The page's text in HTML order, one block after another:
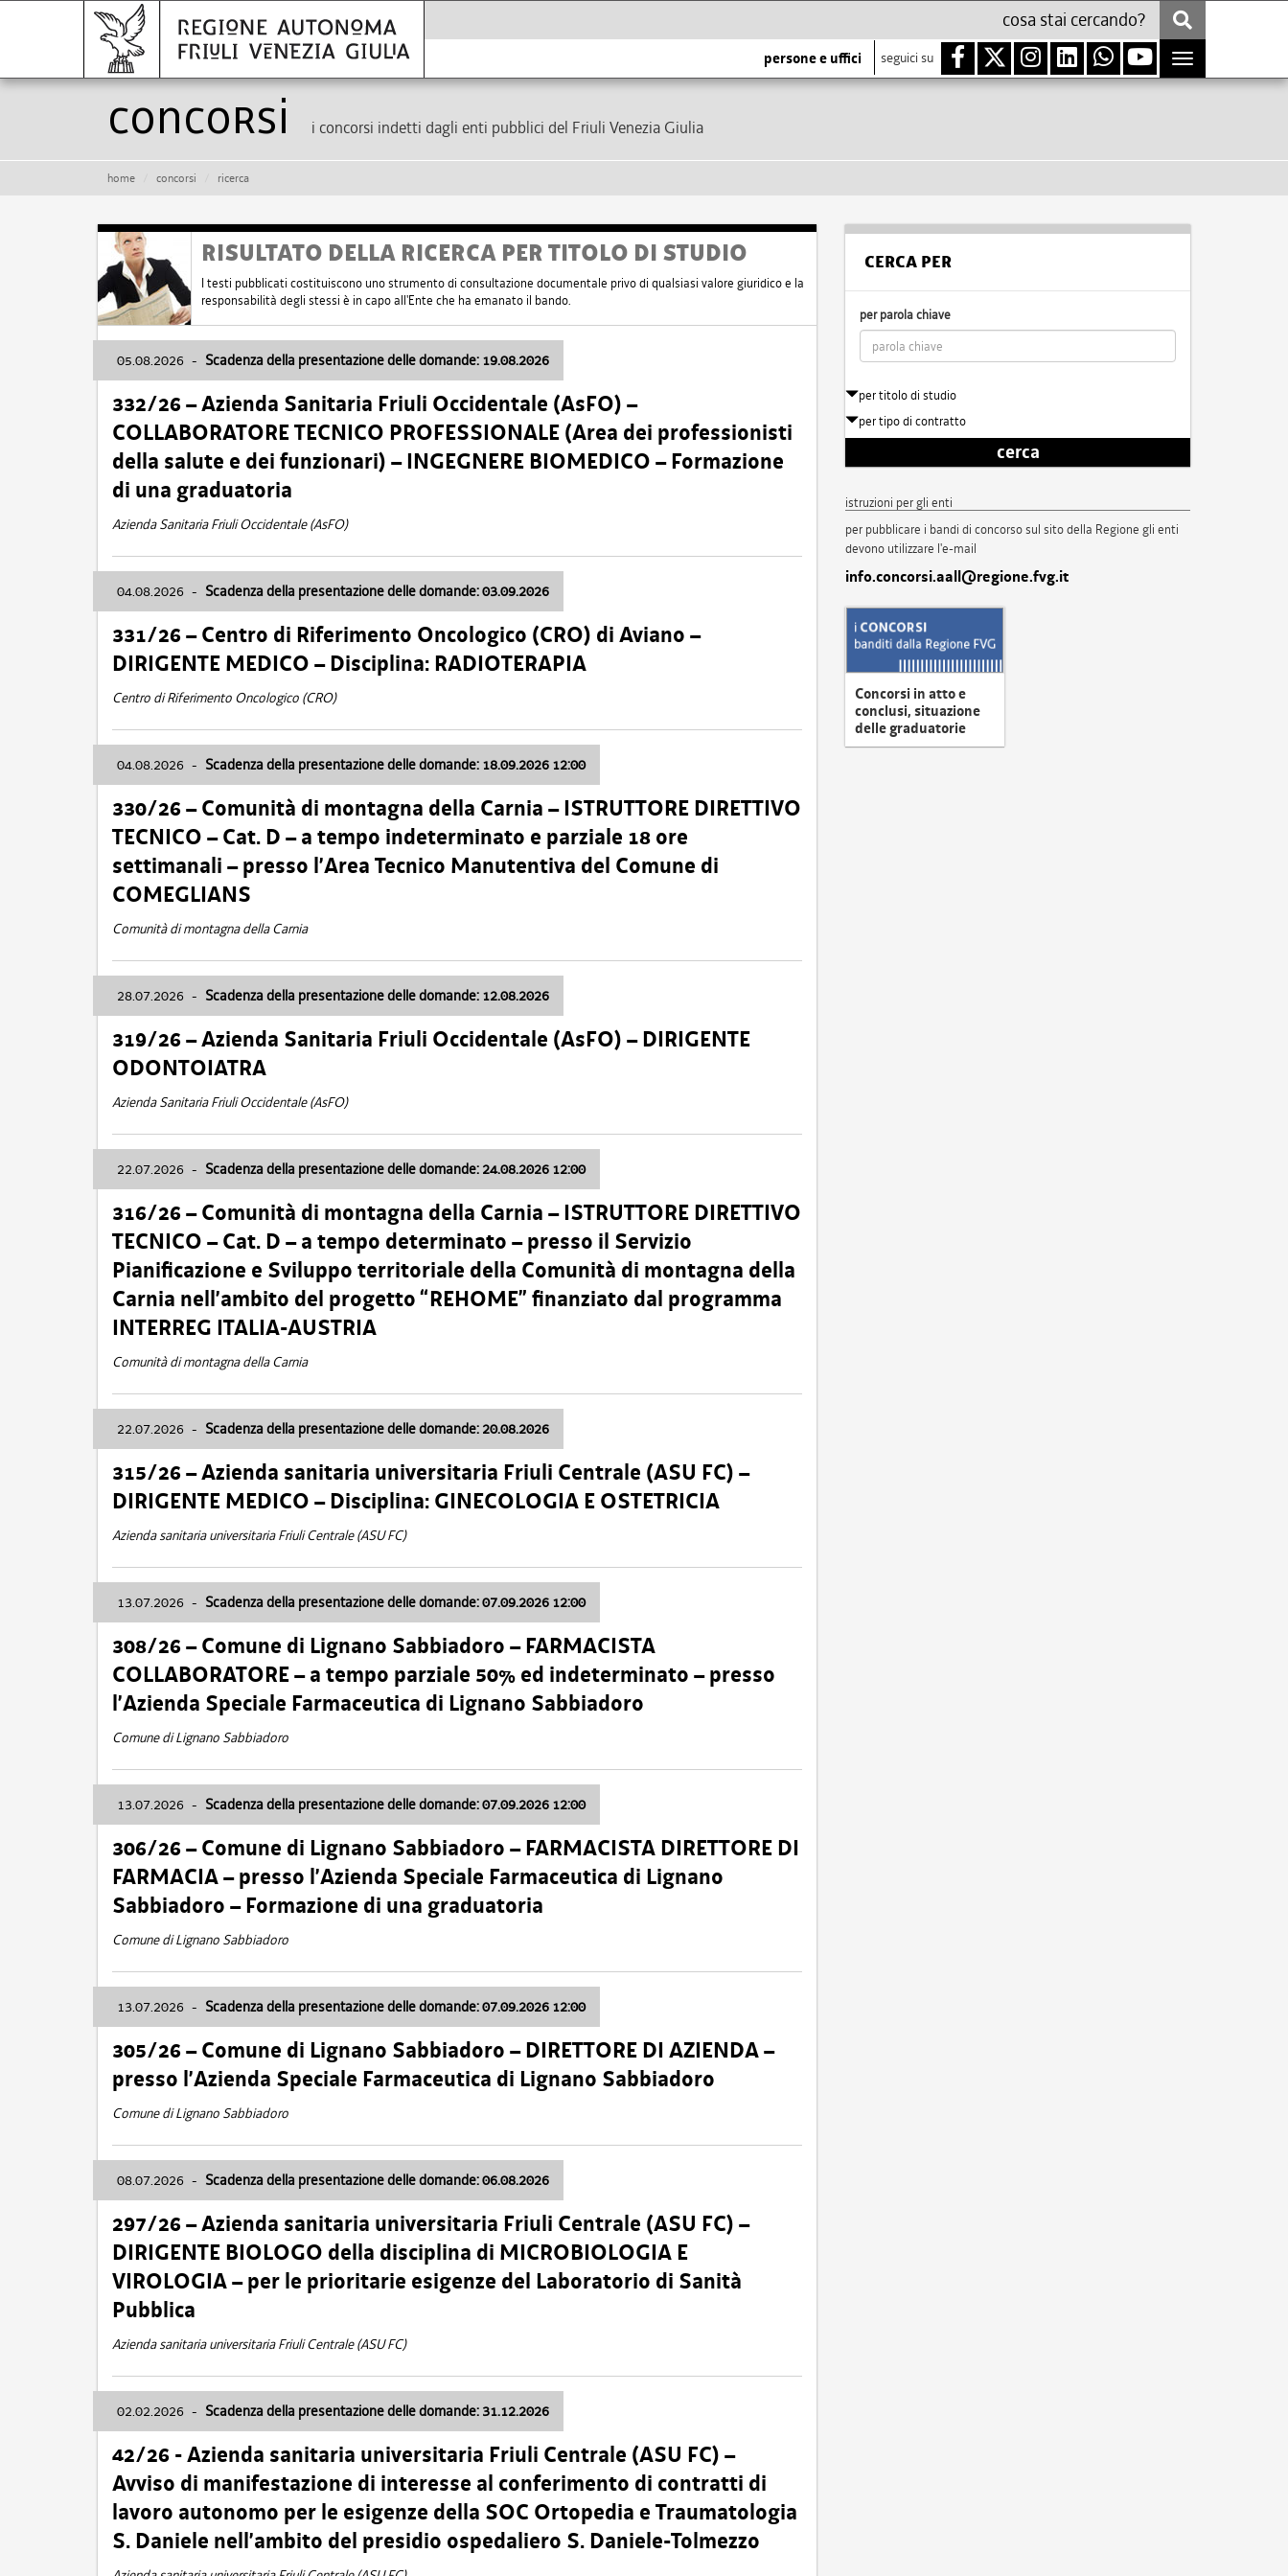
persone e uffici seguici su
Toggle
navigation
Concorsi i concorsi indetti dagli enti pubblici del Friuli Venezia Giulia
home concorsi ricerca
RISULTATO DELLA RICERCA PER TITOLO DI STUDIO
I testi pubblicati costituiscono uno strumento di consultazione documentale privo di qualsiasi valore giuridico e la
responsabilità degli stessi è in capo all'Ente che ha emanato il bando.
05.08.2026 - Scadenza della presentazione delle domande: 19.08.2026
332/26 – Azienda Sanitaria Friuli Occidentale (AsFO) –
COLLABORATORE TECNICO PROFESSIONALE (Area dei professionisti
della salute e dei funzionari) – INGEGNERE BIOMEDICO – Formazione
di una graduatoria
Azienda Sanitaria Friuli Occidentale (AsFO)
04.08.2026 - Scadenza della presentazione delle domande: 03.09.2026
331/26 – Centro di Riferimento Oncologico (CRO) di Aviano –
DIRIGENTE MEDICO – Disciplina: RADIOTERAPIA
Centro di Riferimento Oncologico (CRO)
04.08.2026 - Scadenza della presentazione delle domande: 18.09.2026 12:00
330/26 – Comunità di montagna della Carnia – ISTRUTTORE DIRETTIVO
TECNICO – Cat. D – a tempo indeterminato e parziale 18 ore
settimanali – presso l’Area Tecnico Manutentiva del Comune di
COMEGLIANS
Comunità di montagna della Carnia
28.07.2026 - Scadenza della presentazione delle domande: 12.08.2026
319/26 – Azienda Sanitaria Friuli Occidentale (AsFO) – DIRIGENTE
ODONTOIATRA
Azienda Sanitaria Friuli Occidentale (AsFO)
22.07.2026 - Scadenza della presentazione delle domande: 24.08.2026 12:00
316/26 – Comunità di montagna della Carnia – ISTRUTTORE DIRETTIVO
TECNICO – Cat. D – a tempo determinato – presso il Servizio
Pianificazione e Sviluppo territoriale della Comunità di montagna della
Carnia nell’ambito del progetto “REHOME” finanziato dal programma
INTERREG ITALIA-AUSTRIA
Comunità di montagna della Carnia
22.07.2026 - Scadenza della presentazione delle domande: 20.08.2026
315/26 – Azienda sanitaria universitaria Friuli Centrale (ASU FC) –
DIRIGENTE MEDICO – Disciplina: GINECOLOGIA E OSTETRICIA
Azienda sanitaria universitaria Friuli Centrale (ASU FC)
13.07.2026 - Scadenza della presentazione delle domande: 07.09.2026 12:00
308/26 – Comune di Lignano Sabbiadoro – FARMACISTA
COLLABORATORE – a tempo parziale 50% ed indeterminato – presso
l’Azienda Speciale Farmaceutica di Lignano Sabbiadoro
Comune di Lignano Sabbiadoro
13.07.2026 - Scadenza della presentazione delle domande: 07.09.2026 12:00
306/26 – Comune di Lignano Sabbiadoro – FARMACISTA DIRETTORE DI
FARMACIA – presso l’Azienda Speciale Farmaceutica di Lignano
Sabbiadoro – Formazione di una graduatoria
Comune di Lignano Sabbiadoro
13.07.2026 - Scadenza della presentazione delle domande: 07.09.2026 12:00
305/26 – Comune di Lignano Sabbiadoro – DIRETTORE DI AZIENDA –
presso l’Azienda Speciale Farmaceutica di Lignano Sabbiadoro
Comune di Lignano Sabbiadoro
08.07.2026 - Scadenza della presentazione delle domande: 06.08.2026
297/26 – Azienda sanitaria universitaria Friuli Centrale (ASU FC) –
DIRIGENTE BIOLOGO della disciplina di MICROBIOLOGIA E
VIROLOGIA – per le prioritarie esigenze del Laboratorio di Sanità
Pubblica
Azienda sanitaria universitaria Friuli Centrale (ASU FC)
02.02.2026 - Scadenza della presentazione delle domande: 31.12.2026
42/26 - Azienda sanitaria universitaria Friuli Centrale (ASU FC) –
Avviso di manifestazione di interesse al conferimento di contratti di
lavoro autonomo per le esigenze della SOC Ortopedia e Traumatologia
S. Daniele nell’ambito del presidio ospedaliero S. Daniele-Tolmezzo
CERCA PER
per parola chiave
per titolo di studio
per tipo di contratto
cerca
istruzioni per gli enti
per pubblicare i bandi di concorso sul sito della Regione gli enti
devono utilizzare l'e-mail
info.concorsi.aall@regione.fvg.it
Concorsi in atto e
conclusi, situazione
delle graduatorie